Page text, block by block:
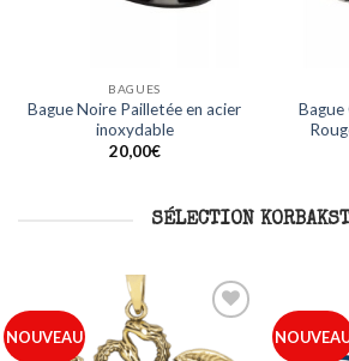
BAGUES
Bague Noire Pailletée en acier
inoxydable
20,00€
Bague
SÉLECTION
NOUVEAU
à ma